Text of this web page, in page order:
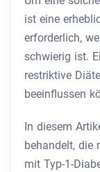
ist eine
erforderlich,
schwierig ist.
restriktive
beeinflussen
In diesem
behandelt, die
mit Typ-1-